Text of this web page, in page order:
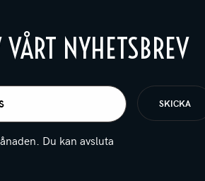
NYHETSBREV
Du kan avsluta